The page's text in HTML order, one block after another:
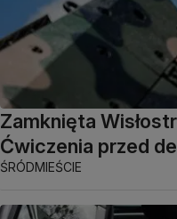
Zamknięta
Ćwiczenia przed
ŚRÓDMIEŚCIE